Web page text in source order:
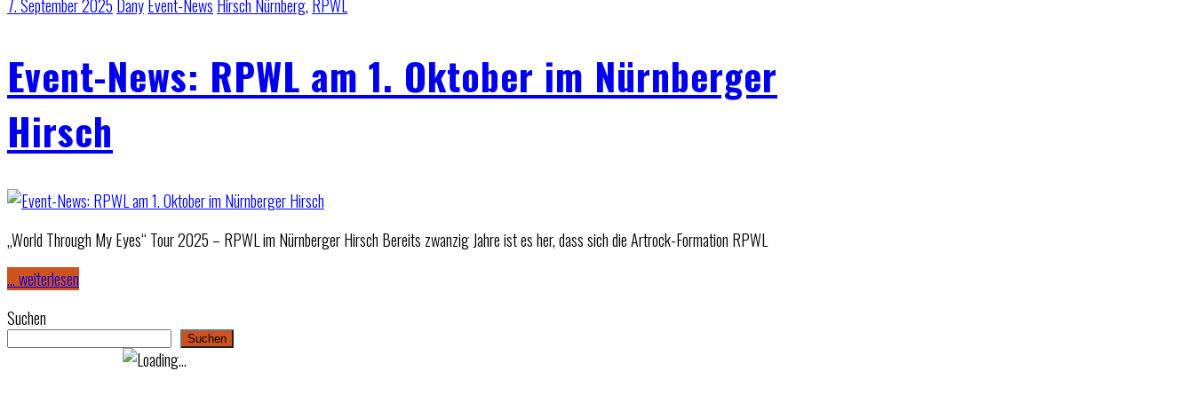
7. September 2025 DanyEvent-News Hirsch Nürnberg, RPWL
Event-News: RPWL am 1. Oktober im Nürnberger
Hirsch
„World Through My Eyes“ Tour 2025 – RPWL im Nürnberger Hirsch Bereits zwanzig Jahre ist es her, dass sich die Artrock-Formation RPWL
… weiterlesen
Suchen
Suchen